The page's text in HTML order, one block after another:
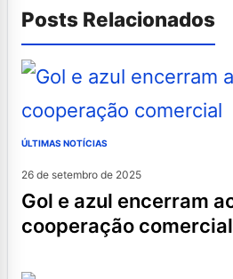
Posts Relacionados
ÚLTIMAS NOTÍCIAS
26 de setembro de 2025
gol e azul encerram acordo de
cooperação comercial